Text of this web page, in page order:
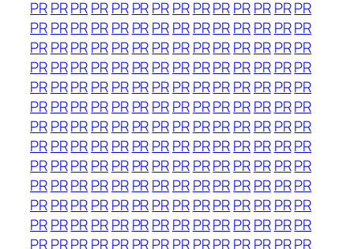
PRPRPRPRPR PRPRPRPRPRPRPR PRPR
PRPRPRPRPR PRPRPRPRPRPRPR PRPR
PRPRPRPRPR PRPRPRPRPRPRPR PRPR
PRPRPRPRPR PRPRPRPRPRPRPR PRPR
PRPRPRPRPR PRPRPRPRPRPRPR PRPR
PRPRPRPRPR PRPRPRPRPRPRPR PRPR
PRPRPRPRPR PRPRPRPRPRPRPR PRPR
PRPRPRPRPR PRPRPRPRPRPRPR PRPR
PRPRPRPRPR PRPRPRPRPRPRPR PRPR
PRPRPRPRPR PRPRPRPRPRPRPR PRPR
PRPRPRPRPR PRPRPRPRPRPRPR PRPR
PRPRPRPRPR PRPRPRPRPRPRPR PRPR
PRPRPRPRPR PRPRPRPRPRPRPR PRPR